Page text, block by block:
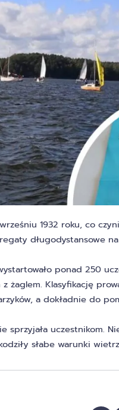
1932 roku, co
długodystansowe
ponad 250
żaglem. Klasyfikację
a dokładnie do
uczestnikom.
słabe warunki